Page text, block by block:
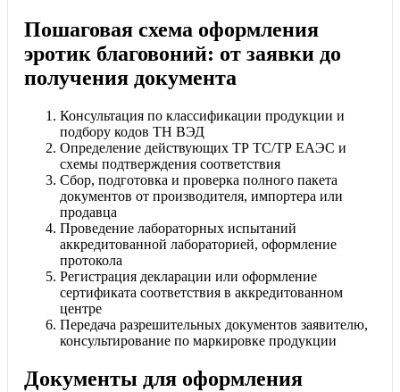
Пошаговая схема оформления
эротик благовоний: от заявки до
получения документа
Консультация по классификации продукции и
подбору кодов ТН ВЭД
Определение действующих ТР ТС/ТР ЕАЭС и
схемы подтверждения соответствия
Сбор, подготовка и проверка полного пакета
документов от производителя, импортера или
продавца
Проведение лабораторных испытаний
аккредитованной лабораторией, оформление
протокола
Регистрация декларации или оформление
сертификата соответствия в аккредитованном
центре
Передача разрешительных документов заявителю,
консультирование по маркировке продукции
Документы для оформления